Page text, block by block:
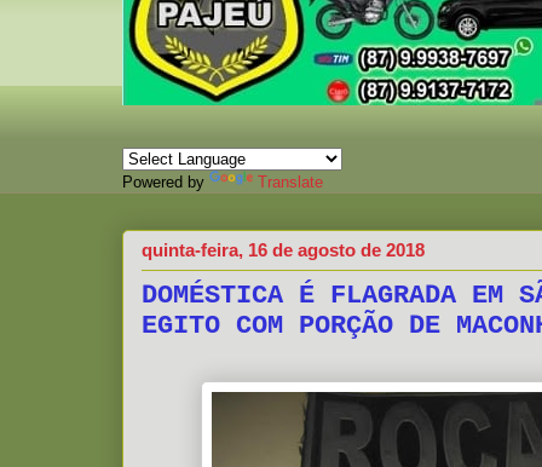
Powered by Translate
quinta-feira, 16 de agosto de 2018
DOMÉSTICA É FLAGRADA EM
EGITO COM PORÇÃO DE